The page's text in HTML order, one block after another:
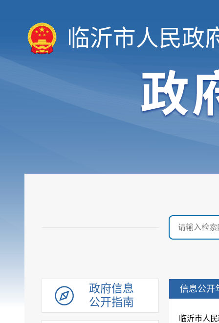
临沂市人民政
政府信息
公开指南
信息公开
临沂市人